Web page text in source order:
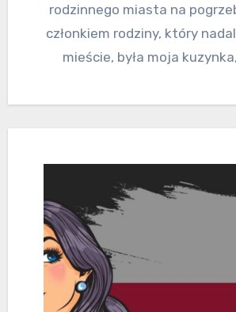
rodzinnego miasta na
członkiem rodziny, który
mieście, była moja